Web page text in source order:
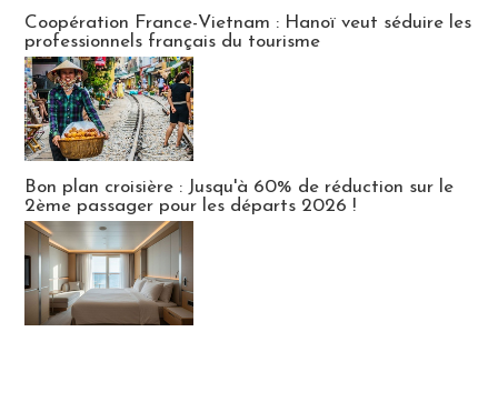
Coopération France-Vietnam : Hanoï veut séduire les
professionnels français du tourisme
Bon plan croisière : Jusqu'à 60% de réduction sur le
2ème passager pour les départs 2026 !